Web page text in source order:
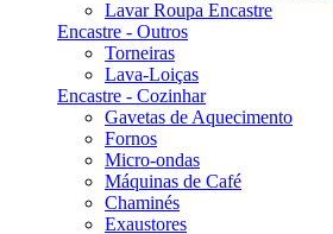
Lavar Roupa Encastre
Encastre - Outros
Torneiras
Lava-Loiças
Encastre - Cozinhar
Gavetas de Aquecimento
Fornos
Micro-ondas
Máquinas de Café
Chaminés
Exaustores